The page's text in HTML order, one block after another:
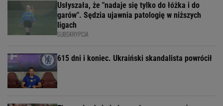
Usłyszała, że "nadaje się tylko do łóżka i do
garów". Sędzia ujawnia patologię w niższych
ligach
SUBSKRYPCJA
615 dni i koniec. Ukraiński skandalista powrócił